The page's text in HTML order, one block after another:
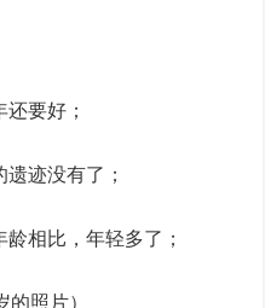
要好；
迹没有了；
相比，年轻多了；
的照片）